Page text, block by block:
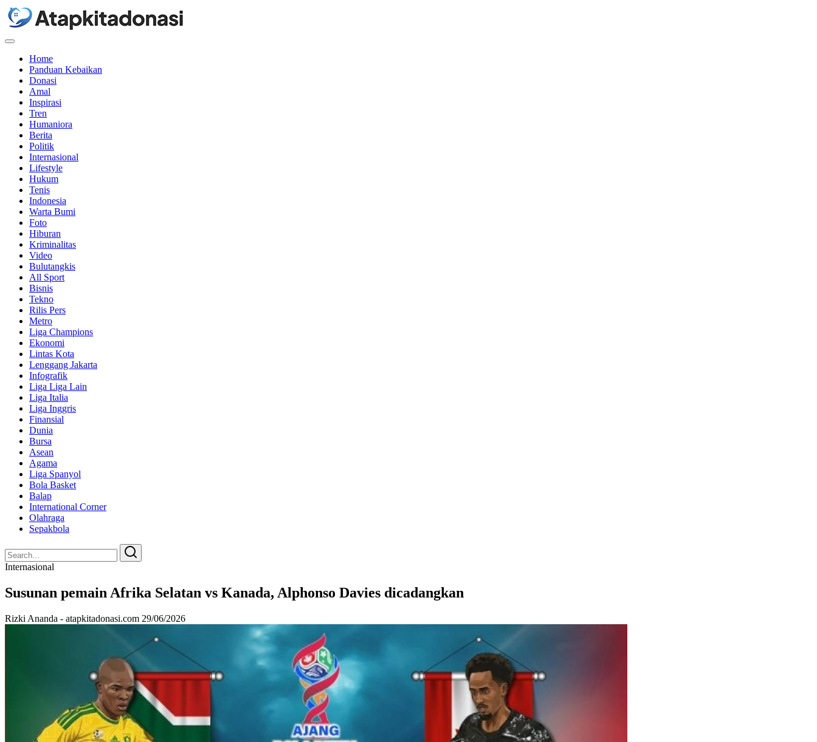
Menu
Home
Panduan Kebaikan
Donasi
Amal
Inspirasi
Tren
Humaniora
Berita
Politik
Internasional
Lifestyle
Hukum
Tenis
Indonesia
Warta Bumi
Foto
Hiburan
Kriminalitas
Video
Bulutangkis
All Sport
Bisnis
Tekno
Rilis Pers
Metro
Liga Champions
Ekonomi
Lintas Kota
Lenggang Jakarta
Infografik
Liga Liga Lain
Liga Italia
Liga Inggris
Finansial
Dunia
Bursa
Asean
Agama
Liga Spanyol
Bola Basket
Balap
International Corner
Olahraga
Sepakbola
Search
for:
Search
Internasional
Susunan pemain Afrika Selatan vs Kanada, Alphonso Davies dicadangkan
Rizki Ananda - atapkitadonasi.com 29/06/2026